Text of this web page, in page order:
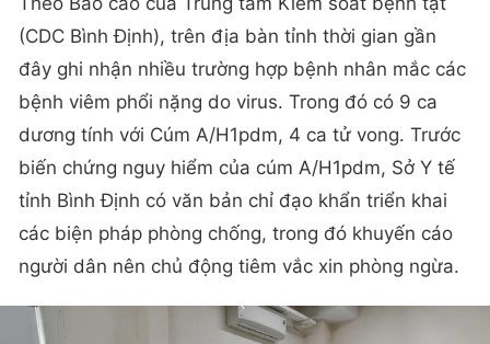
(CDC Bình Định), trên địa bàn tỉnh thời gian gần
đây ghi nhận nhiều trường hợp bệnh nhân mắc các
bệnh viêm phổi nặng do virus. Trong đó có 9 ca
dương tính với Cúm A/H1pdm, 4 ca tử vong. Trước
biến chứng nguy hiểm của cúm A/H1pdm, Sở Y tế
tỉnh Bình Định có văn bản chỉ đạo khẩn triển khai
các biện pháp phòng chống, trong đó khuyến cáo
người dân nên chủ động tiêm vắc xin phòng ngừa.